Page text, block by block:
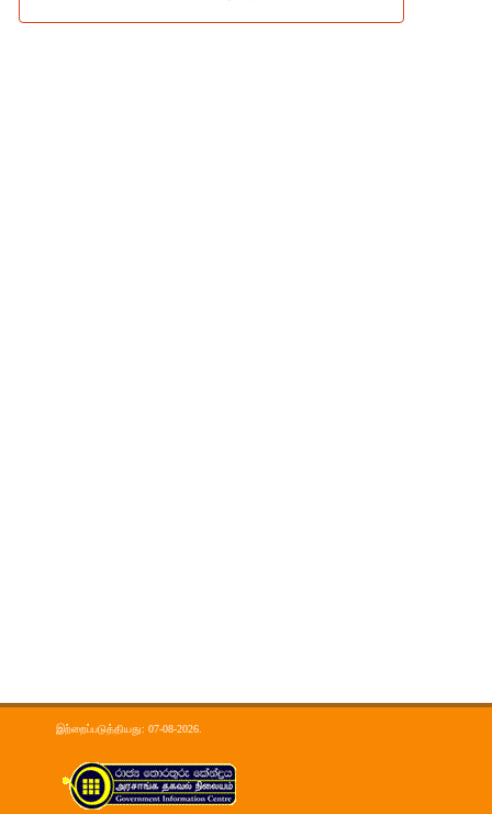
இற்றைப்படுத்தியது: 07-08-2026.